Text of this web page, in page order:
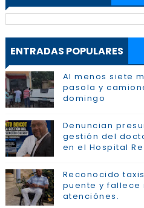
ENTRADAS POPULARES
Al menos siete
pasola y
domingo
Denuncian
gestión del
en el Hospital
Reconocido
puente y fallece
atenciónes.